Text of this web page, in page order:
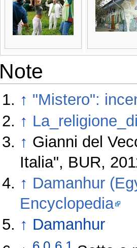
Note
↑ "Mistero":
↑
↑ Gianni del
Italia", BUR,
↑ Damanhur
Encyclopedia
↑ Damanhur